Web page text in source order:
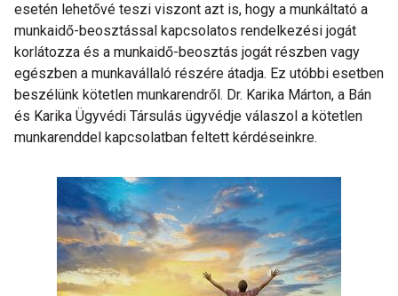
esetén lehetővé teszi viszont azt is, hogy a munkáltató a
munkaidő-beosztással kapcsolatos rendelkezési jogát
korlátozza és a munkaidő-beosztás jogát részben vagy
egészben a munkavállaló részére átadja. Ez utóbbi esetben
beszélünk kötetlen munkarendről. Dr. Karika Márton, a Bán
és Karika Ügyvédi Társulás ügyvédje válaszol a kötetlen
munkarenddel kapcsolatban feltett kérdéseinkre.